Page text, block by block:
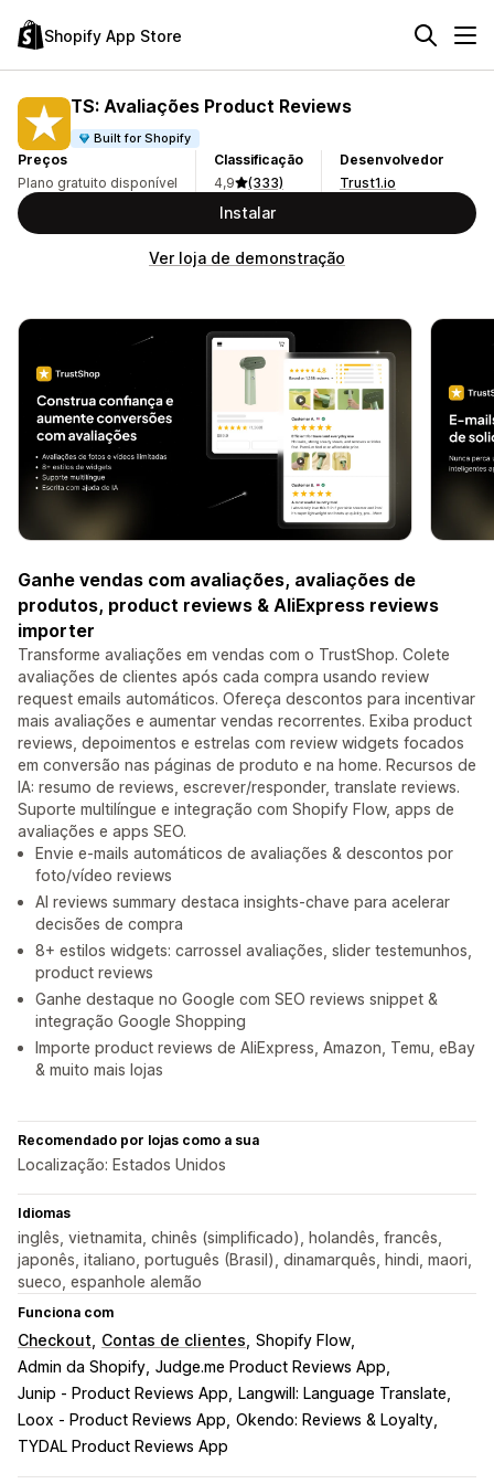
Shopify App Store
TS: Avaliações Product Reviews
Built for Shopify
Preços
Plano gratuito disponível
Classificação
4,9
(333)
Desenvolvedor
Trust1.io
Instalar
Ver loja de demonstração
Ganhe vendas com avaliações, avaliações de
produtos, product reviews & AliExpress reviews
importer
Transforme avaliações em vendas com o TrustShop. Colete
avaliações de clientes após cada compra usando review
request emails automáticos. Ofereça descontos para incentivar
mais avaliações e aumentar vendas recorrentes. Exiba product
reviews, depoimentos e estrelas com review widgets focados
em conversão nas páginas de produto e na home. Recursos de
IA: resumo de reviews, escrever/responder, translate reviews.
Suporte multilíngue e integração com Shopify Flow, apps de
avaliações e apps SEO.
Envie e-mails automáticos de avaliações & descontos por
foto/vídeo reviews
AI reviews summary destaca insights-chave para acelerar
decisões de compra
8+ estilos widgets: carrossel avaliações, slider testemunhos,
product reviews
Ganhe destaque no Google com SEO reviews snippet &
integração Google Shopping
Importe product reviews de AliExpress, Amazon, Temu, eBay
& muito mais lojas
Recomendado por lojas como a sua
Localização: Estados Unidos
Idiomas
inglês, vietnamita, chinês (simplificado), holandês, francês,
japonês, italiano, português (Brasil), dinamarquês, hindi, maori,
sueco, espanhole alemão
Funciona com
Checkout Contas de clientes Shopify Flow
Admin da Shopify Judge.me Product Reviews App
Junip ‑ Product Reviews App
Langwill: Language Translate
Loox ‑ Product Reviews App Okendo: Reviews & Loyalty
TYDAL Product Reviews App